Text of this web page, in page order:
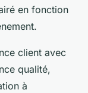
en fonction
client avec
qualité,
à